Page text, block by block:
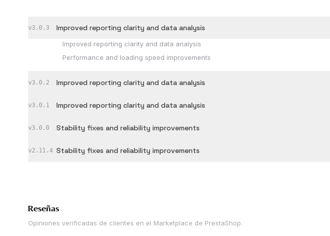
v3.0.3 Improved reporting clarity and data analysis
Improved reporting clarity and data analysis
Performance and loading speed improvements
v3.0.2 Improved reporting clarity and data analysis
v3.0.1 Improved reporting clarity and data analysis
v3.0.0 Stability fixes and reliability improvements
v2.11.4 Stability fixes and reliability improvements
Reseñas
Opiniones verificadas de clientes en el Marketplace de PrestaShop.